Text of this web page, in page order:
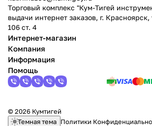
Торговый комплекс "Кум-Тигей
выдачи интернет заказов, г.
106 ст. 4
Интернет-магазин
Компания
Информация
Помощь
© 2026 Кумтигей
Темная тема Политики